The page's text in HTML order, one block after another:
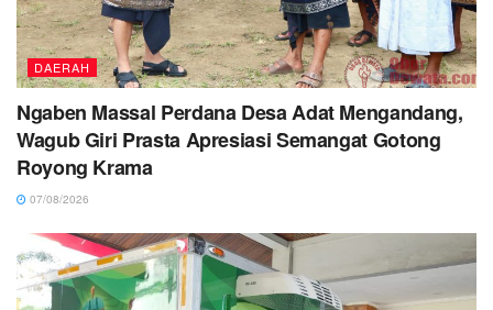
DAERAH
Ngaben Massal Perdana Desa Adat Mengandang,
Wagub Giri Prasta Apresiasi Semangat Gotong
Royong Krama
07/08/2026